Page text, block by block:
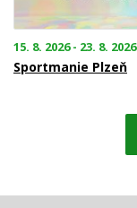
15. 8. 2026 - 23. 8. 2026
Sportmanie Plzeň